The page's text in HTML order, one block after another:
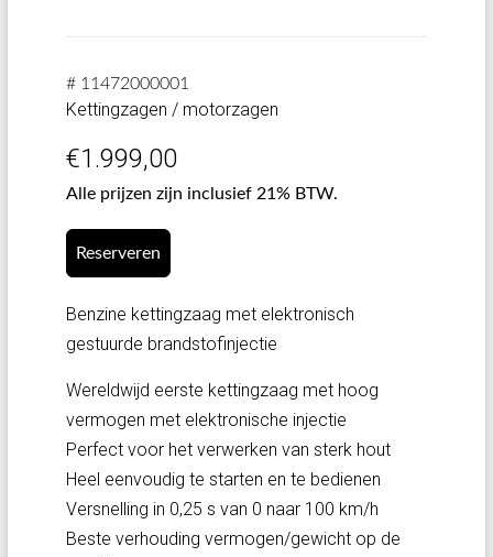
# 11472000001
Kettingzagen / motorzagen
€1.999,00
Alle prijzen zijn inclusief 21% BTW.
Reserveren
Benzine kettingzaag met elektronisch
gestuurde brandstofinjectie
Wereldwijd eerste kettingzaag met hoog
vermogen met elektronische injectie
Perfect voor het verwerken van sterk hout
Heel eenvoudig te starten en te bedienen
Versnelling in 0,25 s van 0 naar 100 km/h
Beste verhouding vermogen/gewicht op de